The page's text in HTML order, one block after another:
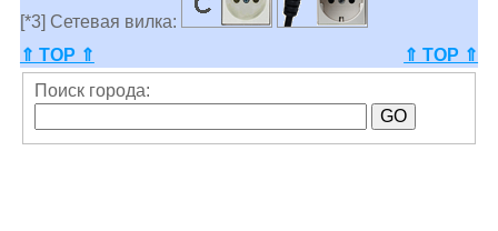
[*3] Сетевая вилка:
⇑ TOP ⇑
⇑ TOP ⇑
Поиск города: